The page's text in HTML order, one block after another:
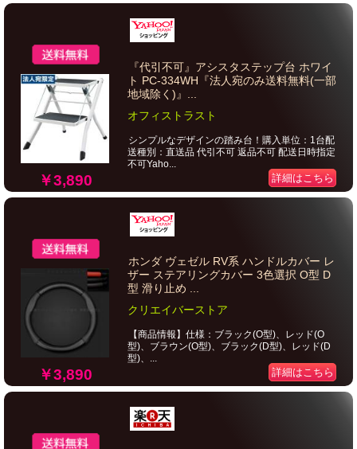
￥3,890
『代引不可』アシスタステップ台 ホワイ
ト PC-334WH『法人宛のみ送料無料(一部
地域除く)』...
オフィストラスト
シンプルなデザインの踏み台！購入単位：1台配
送種別：直送品 代引不可 返品不可 配送日時指定
不可Yaho...
詳細はこちら
￥3,890
ホンダ ヴェゼル RV系 ハンドルカバー レ
ザー ステアリングカバー 3色選択 O型 D
型 滑り止め ...
クリエイバーストア
【商品情報】仕様：ブラック(O型)、レッド(O
型)、ブラウン(O型)、ブラック(D型)、レッド(D
型)、...
詳細はこちら